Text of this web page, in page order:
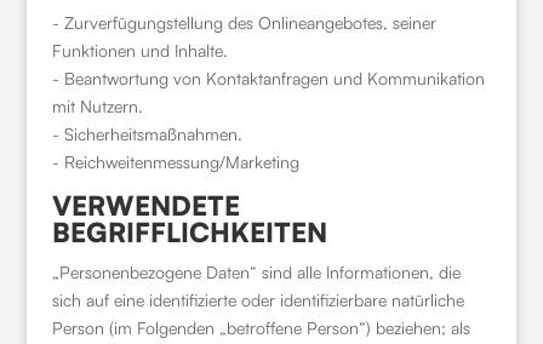
- Zurverfügungstellung des Onlineangebotes, seiner
Funktionen und Inhalte.
- Beantwortung von Kontaktanfragen und Kommunikation
mit Nutzern.
- Sicherheitsmaßnahmen.
- Reichweitenmessung/Marketing
VERWENDETE
BEGRIFFLICHKEITEN
„Personenbezogene Daten“ sind alle Informationen, die
sich auf eine identifizierte oder identifizierbare natürliche
Person (im Folgenden „betroffene Person“) beziehen; als